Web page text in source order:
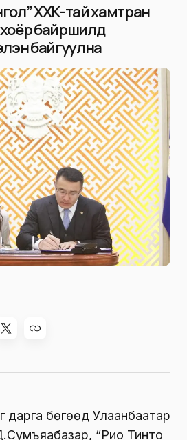
ХХК-тай хамтран
байршилд
байгуулна
дарга бөгөөд Улаанбаатар
“Рио Тинто